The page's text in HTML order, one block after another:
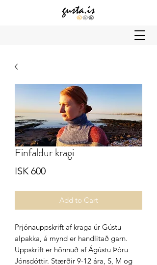
Einfaldur kragi
ISK 600Price
Add to Cart
Prjónauppskrift af kraga úr Gústu
alpakka, á mynd er handlitað garn.
Uppskrift er hönnuð af Ágústu Þóru
Jónsdóttir. Stærðir 9-12 ára, S, M og